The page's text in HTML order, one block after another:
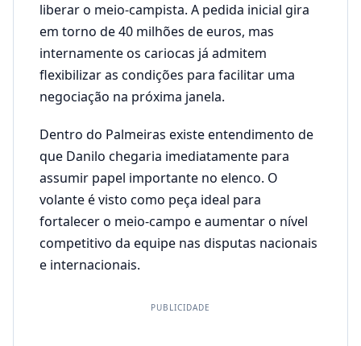
liberar o meio-campista. A pedida inicial gira
em torno de 40 milhões de euros, mas
internamente os cariocas já admitem
flexibilizar as condições para facilitar uma
negociação na próxima janela.
Dentro do Palmeiras existe entendimento de
que Danilo chegaria imediatamente para
assumir papel importante no elenco. O
volante é visto como peça ideal para
fortalecer o meio-campo e aumentar o nível
competitivo da equipe nas disputas nacionais
e internacionais.
PUBLICIDADE